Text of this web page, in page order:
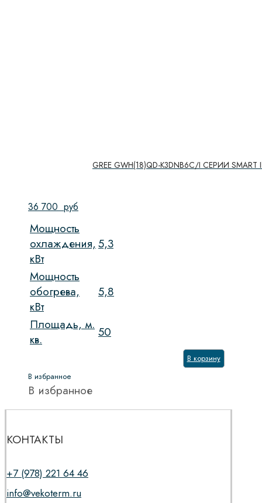
GREE GWH(18)QD-K3DNB6C/I СЕРИИ SMART
36 700 руб
Мощность
охлаждения,
кВт
5,3
Мощность
обогрева,
кВт
5,8
Площадь, м.
кв.
50
В корзину
В избранное
В избранное
КОНТАКТЫ
+7 (978) 221 64 46
info@vekoterm.ru